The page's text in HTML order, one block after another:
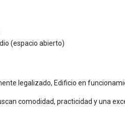
(espacio abierto)
legalizado, Edificio en
comodidad, practicidad y una